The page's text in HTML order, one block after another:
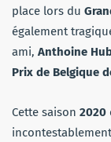
place lors du
également
ami, Anthoine
Prix de Belgique
Cette saison 2020